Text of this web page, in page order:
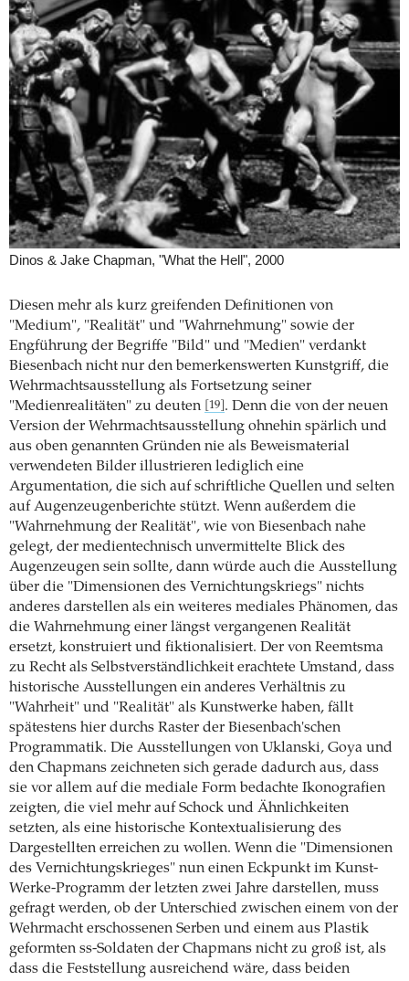
Dinos & Jake Chapman, "What the Hell", 2000
Diesen mehr als kurz greifenden Definitionen von
"Medium", "Realität" und "Wahrnehmung" sowie der
Engführung der Begriffe "Bild" und "Medien" verdankt
Biesenbach nicht nur den bemerkenswerten Kunstgriff, die
Wehrmachtsausstellung als Fortsetzung seiner
"Medienrealitäten" zu deuten
[19] . Denn die von der neuen
Version der Wehrmachtsausstellung ohnehin spärlich und
aus oben genannten Gründen nie als Beweismaterial
verwendeten Bilder illustrieren lediglich eine
Argumentation, die sich auf schriftliche Quellen und selten
auf Augenzeugenberichte stützt. Wenn außerdem die
"Wahrnehmung der Realität", wie von Biesenbach nahe
gelegt, der medientechnisch unvermittelte Blick des
Augenzeugen sein sollte, dann würde auch die Ausstellung
über die "Dimensionen des Vernichtungskriegs" nichts
anderes darstellen als ein weiteres mediales Phänomen, das
die Wahrnehmung einer längst vergangenen Realität
ersetzt, konstruiert und fiktionalisiert. Der von Reemtsma
zu Recht als Selbstverständlichkeit erachtete Umstand, dass
historische Ausstellungen ein anderes Verhältnis zu
"Wahrheit" und "Realität" als Kunstwerke haben, fällt
spätestens hier durchs Raster der Biesenbach'schen
Programmatik. Die Ausstellungen von Uklanski, Goya und
den Chapmans zeichneten sich gerade dadurch aus, dass
sie vor allem auf die mediale Form bedachte Ikonografien
zeigten, die viel mehr auf Schock und Ähnlichkeiten
setzten, als eine historische Kontextualisierung des
Dargestellten erreichen zu wollen. Wenn die "Dimensionen
des Vernichtungskrieges" nun einen Eckpunkt im Kunst-
Werke-Programm der letzten zwei Jahre darstellen, muss
gefragt werden, ob der Unterschied zwischen einem von der
Wehrmacht erschossenen Serben und einem aus Plastik
geformten ss-Soldaten der Chapmans nicht zu groß ist, als
dass die Feststellung ausreichend wäre, dass beiden